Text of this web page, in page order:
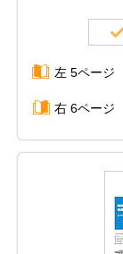
左 5ページ
右 6ページ